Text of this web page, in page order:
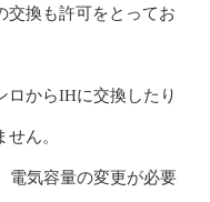
交換も許可をとってお
ロからIHに交換したり
ん。
電気容量の変更が必要